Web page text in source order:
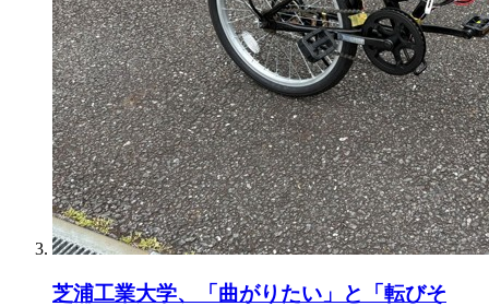
芝浦工業大学、「曲がりたい」と「転びそ